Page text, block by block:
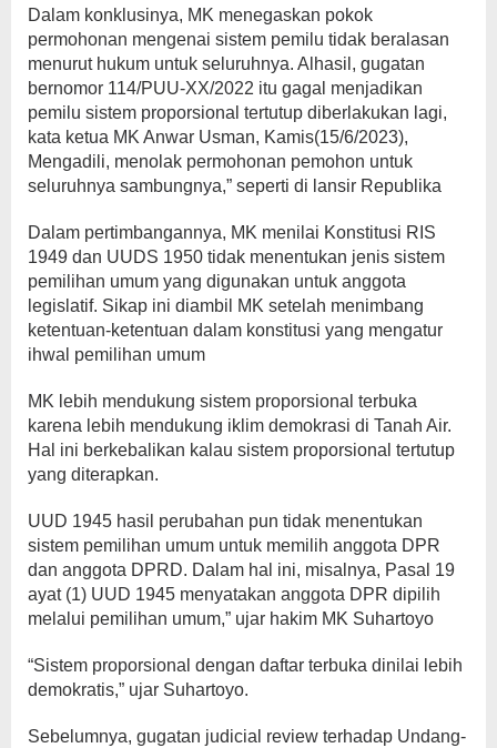
Dalam konklusinya, MK menegaskan pokok
permohonan mengenai sistem pemilu tidak beralasan
menurut hukum untuk seluruhnya. Alhasil, gugatan
bernomor 114/PUU-XX/2022 itu gagal menjadikan
pemilu sistem proporsional tertutup diberlakukan lagi,
kata ketua MK Anwar Usman, Kamis(15/6/2023),
Mengadili, menolak permohonan pemohon untuk
seluruhnya sambungnya,” seperti di lansir Republika
Dalam pertimbangannya, MK menilai Konstitusi RIS
1949 dan UUDS 1950 tidak menentukan jenis sistem
pemilihan umum yang digunakan untuk anggota
legislatif. Sikap ini diambil MK setelah menimbang
ketentuan-ketentuan dalam konstitusi yang mengatur
ihwal pemilihan umum
MK lebih mendukung sistem proporsional terbuka
karena lebih mendukung iklim demokrasi di Tanah Air.
Hal ini berkebalikan kalau sistem proporsional tertutup
yang diterapkan.
UUD 1945 hasil perubahan pun tidak menentukan
sistem pemilihan umum untuk memilih anggota DPR
dan anggota DPRD. Dalam hal ini, misalnya, Pasal 19
ayat (1) UUD 1945 menyatakan anggota DPR dipilih
melalui pemilihan umum,” ujar hakim MK Suhartoyo
“Sistem proporsional dengan daftar terbuka dinilai lebih
demokratis,” ujar Suhartoyo.
Sebelumnya, gugatan judicial review terhadap Undang-